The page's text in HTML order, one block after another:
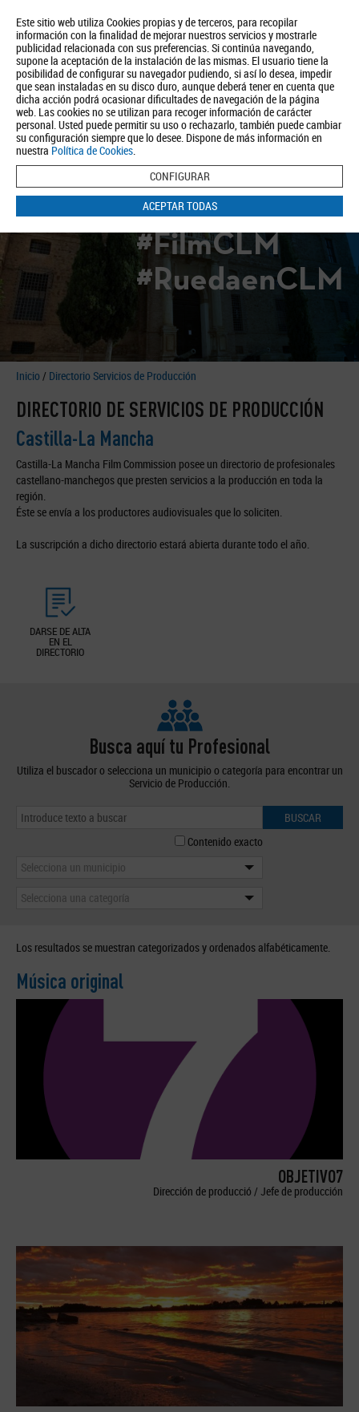
Este sitio web utiliza Cookies propias y de terceros, para recopilar
información con la finalidad de mejorar nuestros servicios y mostrarle
publicidad relacionada con sus preferencias. Si continúa navegando,
supone la aceptación de la instalación de las mismas. El usuario tiene la
posibilidad de configurar su navegador pudiendo, si así lo desea, impedir
que sean instaladas en su disco duro, aunque deberá tener en cuenta que
dicha acción podrá ocasionar dificultades de navegación de la página
web. Las cookies no se utilizan para recoger información de carácter
personal. Usted puede permitir su uso o rechazarlo, también puede cambiar
su configuración siempre que lo desee. Dispone de más información en
nuestra Política de Cookies.
CONFIGURAR
ACEPTAR TODAS
Quiénes somos Turismo Política de Privacidad Aviso Legal
Política de Cookies
BUSCAR
#FilmCLM
#RuedaenCLM
Inicio / Directorio Servicios de Producción
DIRECTORIO DE SERVICIOS DE PRODUCCIÓN
Castilla-La Mancha
Castilla-La Mancha Film Commission posee un directorio de profesionales
castellano-manchegos que presten servicios a la producción en toda la
región.
Éste se envía a los productores audiovisuales que lo soliciten.
La suscripción a dicho directorio estará abierta durante todo el año.
DARSE DE ALTA
EN EL
DIRECTORIO
Busca aquí tu Profesional
Utiliza el buscador o selecciona un municipio o categoría para encontrar un
Servicio de Producción.
BUSCAR
Contenido exacto
Selecciona un municipio
Selecciona una categoría
Los resultados se muestran categorizados y ordenados alfabéticamente.
Música original
OBJETIVO7
Dirección de producció / Jefe de producción